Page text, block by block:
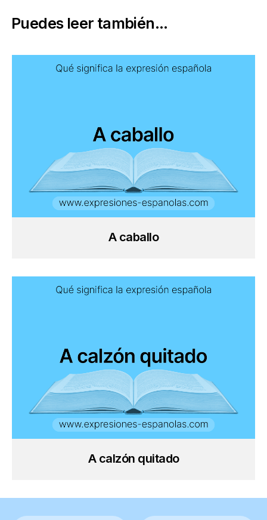
Puedes leer también...
A caballo
A calzón quitado